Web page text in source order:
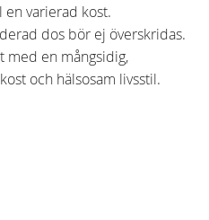
varierad kost.
dos bör ej överskridas.
med en mångsidig,
och hälsosam livsstil.